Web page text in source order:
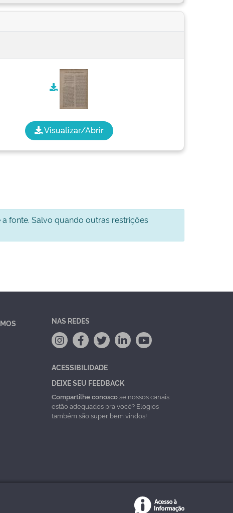
Visualizar/Abrir
fonte. Salvo quando outras restrições
NAS REDES
ACESSIBILIDADE
DEIXE SEU FEEDBACK
Compartilhe conoscose nossos canais
estão adequados pra você? Elogios
também são super bem vindos!